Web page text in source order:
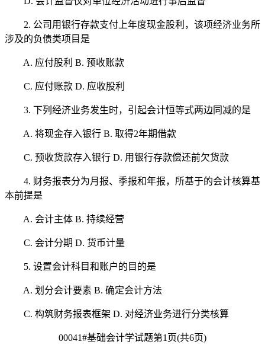
2. 公司用银行存款支付上年度现金股利，该项经济业务所
涉及的负债类项目是
A. 应付股利 B. 预收账款
C. 应付账款 D. 应收股利
3. 下列经济业务发生时，引起会计恒等式两边同减的是
A. 将现金存入银行 B. 取得2年期借款
C. 预收货款存入银行 D. 用银行存款偿还前欠货款
4. 财务报表分为月报、季报和年报，所基于的会计核算基
本前提是
A. 会计主体 B. 持续经营
C. 会计分期 D. 货币计量
5. 设置会计科目和账户的目的是
A. 划分会计要素 B. 确定会计方法
C. 构筑财务报表框架 D. 对经济业务进行分类核算
00041#基础会计学试题第1页(共6页)